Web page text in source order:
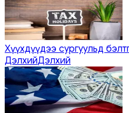
Хүүхдүүдээ сургуульд
ДэлхийДэлхий